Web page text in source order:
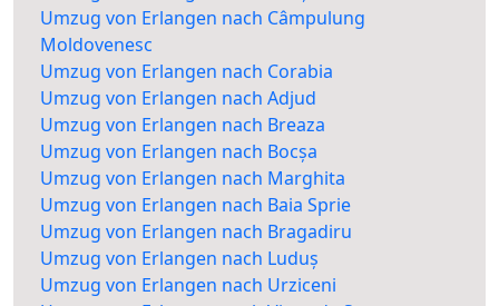
Umzug von Erlangen nach Câmpulung
Moldovenesc
Umzug von Erlangen nach Corabia
Umzug von Erlangen nach Adjud
Umzug von Erlangen nach Breaza
Umzug von Erlangen nach Bocșa
Umzug von Erlangen nach Marghita
Umzug von Erlangen nach Baia Sprie
Umzug von Erlangen nach Bragadiru
Umzug von Erlangen nach Luduș
Umzug von Erlangen nach Urziceni